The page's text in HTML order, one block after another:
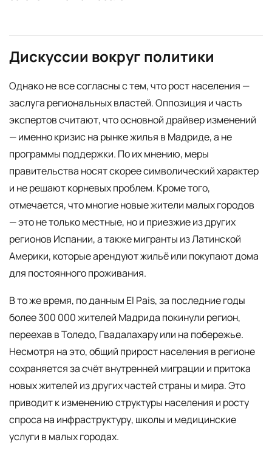
Дискуссии вокруг политики
Однако не все согласны с тем, что рост населения —
заслуга региональных властей. Оппозиция и часть
экспертов считают, что основной драйвер изменений
— именно кризис на рынке жилья в Мадриде, а не
программы поддержки. По их мнению, меры
правительства носят скорее символический характер
и не решают корневых проблем. Кроме того,
отмечается, что многие новые жители малых городов
— это не только местные, но и приезжие из других
регионов Испании, а также мигранты из Латинской
Америки, которые арендуют жильё или покупают дома
для постоянного проживания.
В то же время, по данным El Pais, за последние годы
более 300 000 жителей Мадрида покинули регион,
переехав в Толедо, Гвадалахару или на побережье.
Несмотря на это, общий прирост населения в регионе
сохраняется за счёт внутренней миграции и притока
новых жителей из других частей страны и мира. Это
приводит к изменению структуры населения и росту
спроса на инфраструктуру, школы и медицинские
услуги в малых городах.